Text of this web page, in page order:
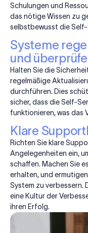
Schulungen und
das nötige Wissen zu
selbstbewusst die
Systeme
und
Halten Sie die
regelmäßige
durchführen. Dies
sicher, dass die Self-
funktionieren, was das
Klare
Richten Sie klare
Angelegenheiten ein,
schaffen. Machen Sie
erhalten, und
System zu verbessern.
eine Kultur der
ihren Erfolg.